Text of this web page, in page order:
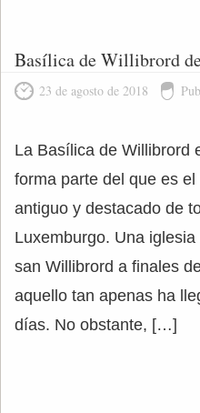
Basílica de Willibrord
23 de agosto de 2018
La Basílica de Willibrord
forma parte del que es
antiguo y destacado de
Luxemburgo. Una
san Willibrord a finales
aquello tan apenas ha
días. No obstante, […]